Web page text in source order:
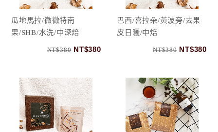
瓜地馬拉/微微特南
果/SHB/水洗/中深焙
NT$380 NT$380
巴西/喜拉朵/黃波旁/去果
皮日曬/中焙
NT$380 NT$380